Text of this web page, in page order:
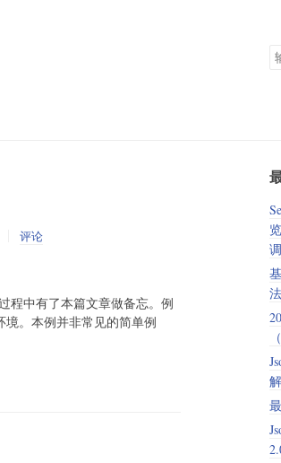
搜
索
评论
程中有了本篇文章做备忘。例
。本例并非常见的简单例